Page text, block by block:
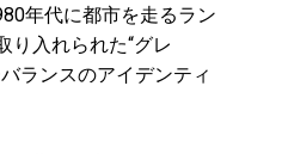
年代に都市を走るラン
り入れられた“グレ
ランスのアイデンティ